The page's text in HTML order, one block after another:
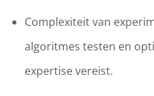
Complexiteit van
algoritmes testen en
expertise vereist.